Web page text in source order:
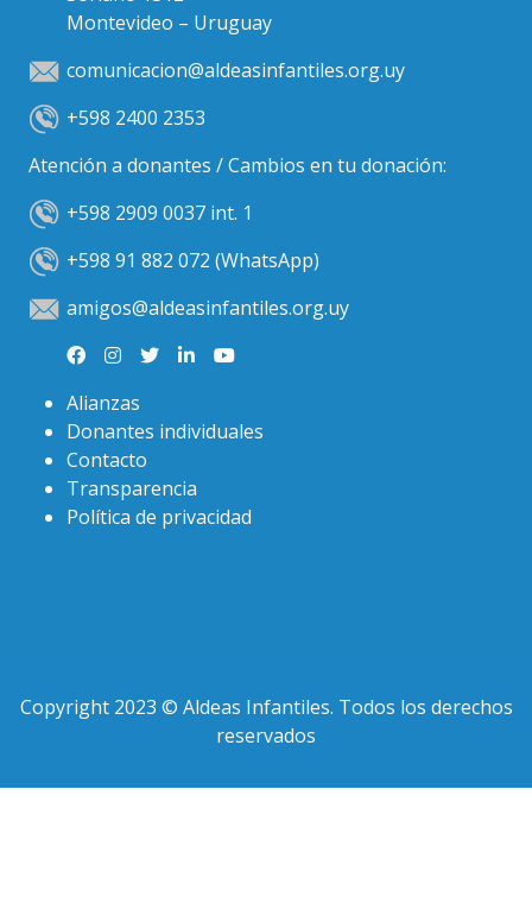
Montevideo – Uruguay
comunicacion@aldeasinfantiles.org.uy
+598 2400 2353
Atención a donantes / Cambios en tu donación:
+598 2909 0037 int. 1
+598 91 882 072 (WhatsApp)
amigos@aldeasinfantiles.org.uy
Alianzas
Donantes individuales
Contacto
Transparencia
Política de privacidad
Copyright 2023 © Aldeas Infantiles. Todos los derechos
reservados